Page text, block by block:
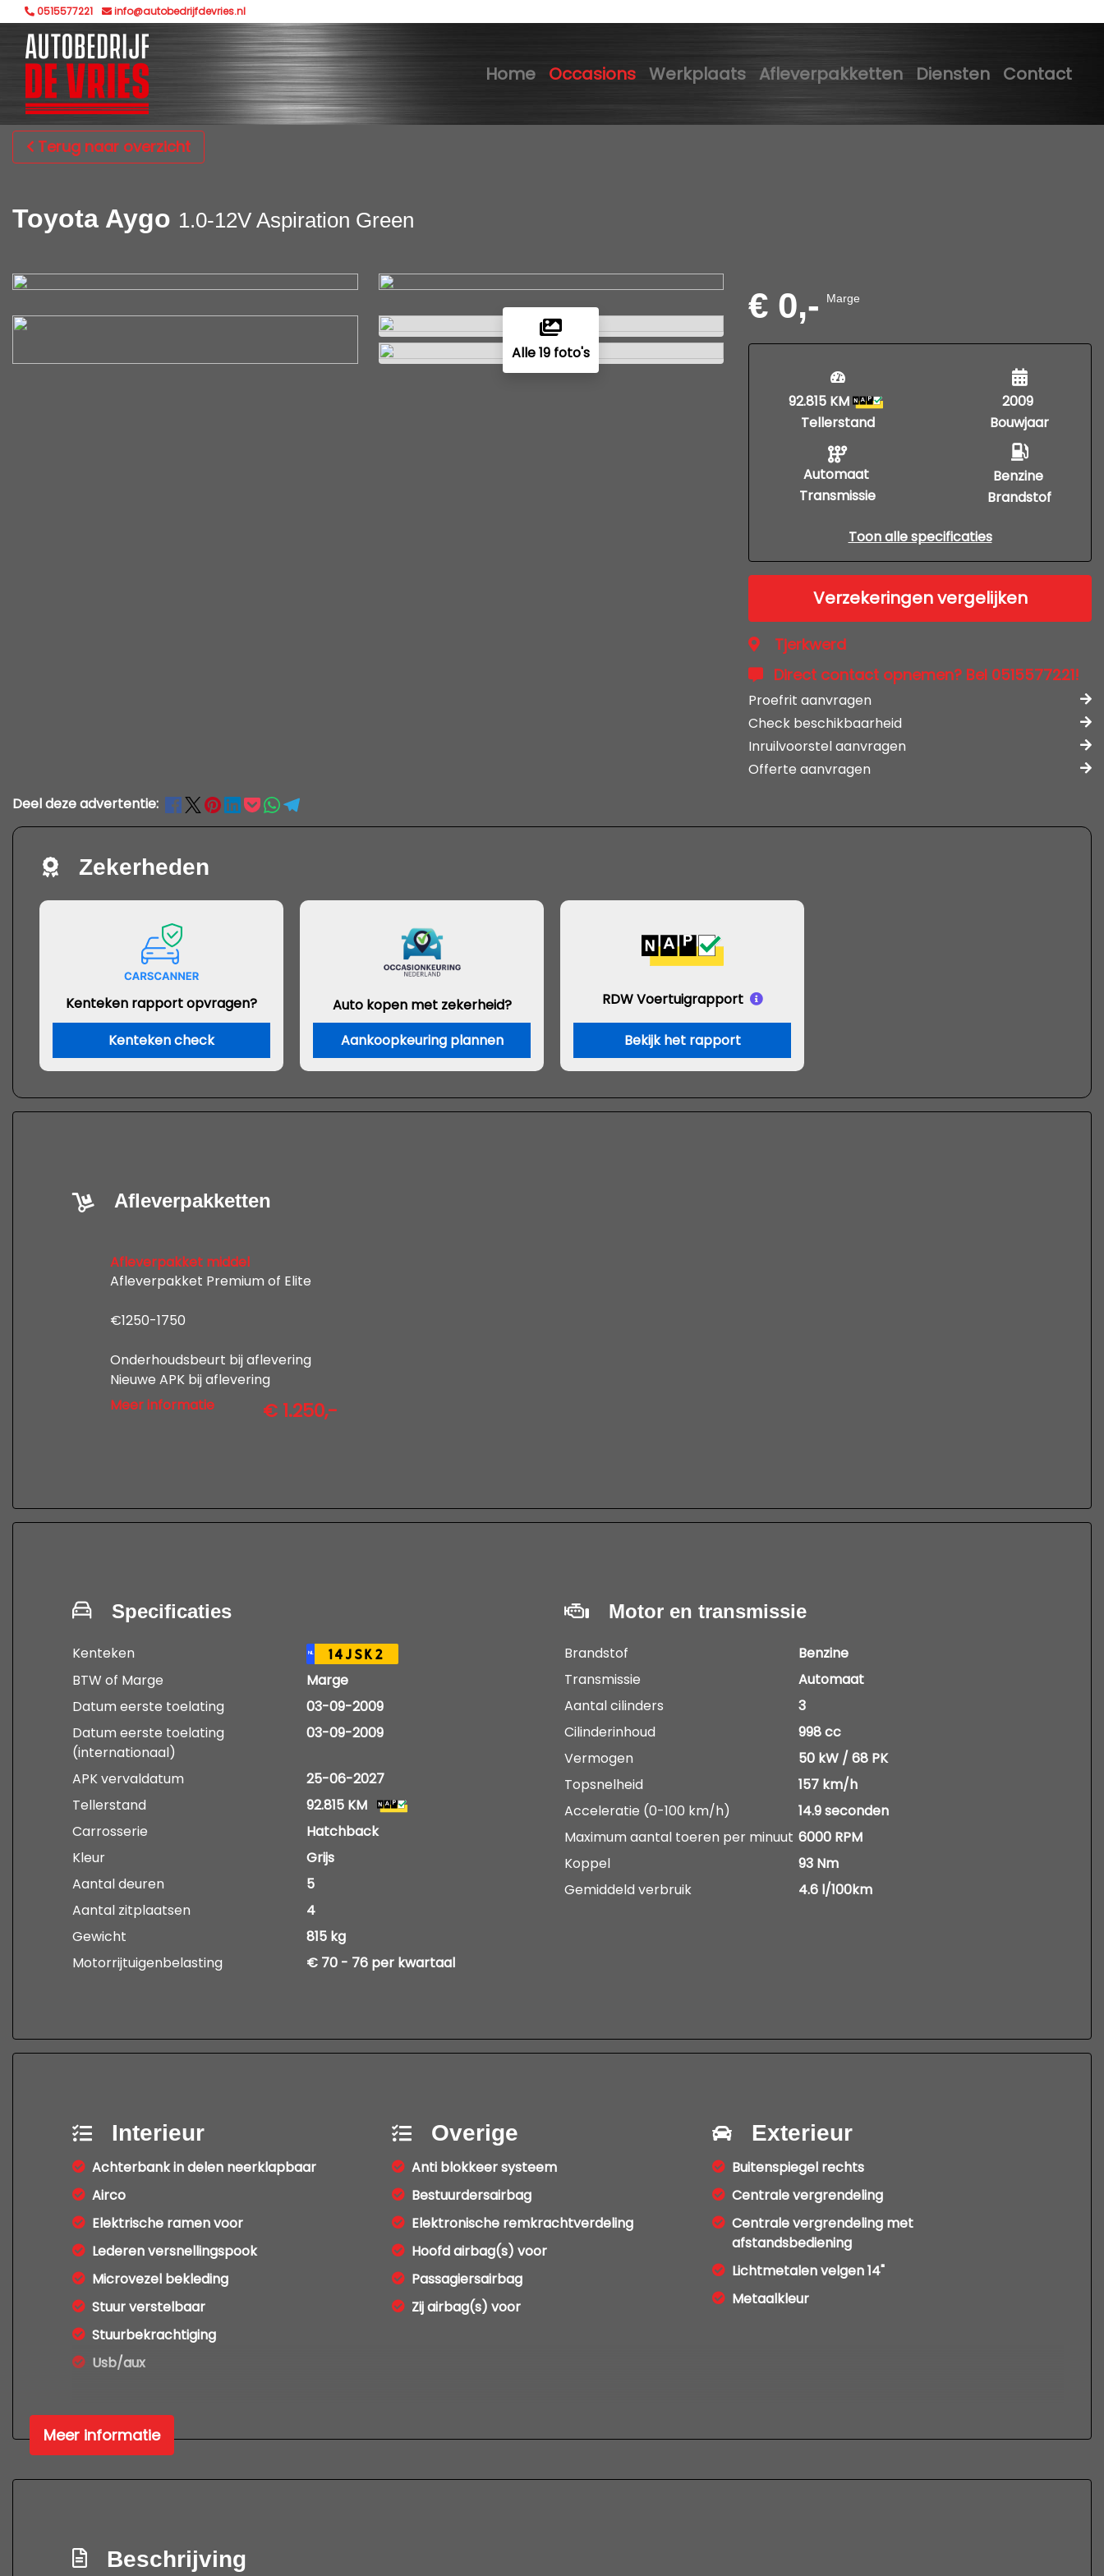
0515577221 info@autobedrijfdevries.nl
Home Occasions Werkplaats Afleverpakketten Diensten Contact
Terug naar overzicht
Toyota Aygo 1.0-12V Aspiration Green
Alle 19 foto's
€ 0,- Marge
92.815 KM
Tellerstand
Automaat
Transmissie
2009
Bouwjaar
Benzine
Brandstof
Toon alle specificaties
Verzekeringen vergelijken
Tjerkwerd
Direct contact opnemen? Bel 0515577221!
Proefrit aanvragen
Check beschikbaarheid
Inruilvoorstel aanvragen
Offerte aanvragen
Deel deze advertentie:
Zekerheden
Kenteken rapport opvragen?
Kenteken check
Auto kopen met zekerheid?
Aankoopkeuring plannen
RDW Voertuigrapport
Bekijk het rapport
Afleverpakketten
Afleverpakket middel
Afleverpakket Premium of Elite
€1250-1750
Onderhoudsbeurt bij aflevering
Nieuwe APK bij aflevering
12 maanden uitgebreide garantie
Professionele poetsbeurt en
Meer informatie € 1.250,-
Specificaties
Kenteken NL 14JSK2
BTW of Marge
Marge
Datum eerste toelating
03-09-2009
Datum eerste toelating
(internationaal)
03-09-2009
APK vervaldatum
25-06-2027
Tellerstand
92.815 KM
Carrosserie
Hatchback
Kleur
Grijs
Aantal deuren
5
Aantal zitplaatsen
4
Gewicht
815 kg
Motorrijtuigenbelasting
€ 70 - 76 per kwartaal
Motor en transmissie
Brandstof
Benzine
Transmissie
Automaat
Aantal cilinders
3
Cilinderinhoud
998 cc
Vermogen
50 kW / 68 PK
Topsnelheid
157 km/h
Acceleratie (0-100 km/h)
14.9 seconden
Maximum aantal toeren per minuut 6000 RPM
Koppel
93 Nm
Gemiddeld verbruik
4.6 l/100km
Interieur
Achterbank in delen neerklapbaar
Airco
Elektrische ramen voor
Lederen versnellingspook
Microvezel bekleding
Stuur verstelbaar
Stuurbekrachtiging
Usb/aux
Overige
Anti blokkeer systeem
Bestuurdersairbag
Elektronische remkrachtverdeling
Hoofd airbag(s) voor
Passagiersairbag
Zij airbag(s) voor
Exterieur
Buitenspiegel rechts
Centrale vergrendeling
Centrale vergrendeling met
afstandsbediening
Lichtmetalen velgen 14"
Metaalkleur
Meer informatie
Beschrijving